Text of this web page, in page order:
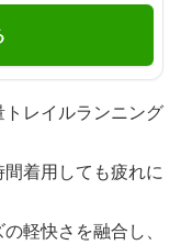
レイルランニング
着用しても疲れに
軽快さを融合し、